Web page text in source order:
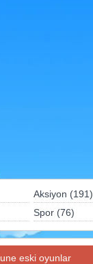
Aksiyon (191)
Spor (76)
eski oyunlar